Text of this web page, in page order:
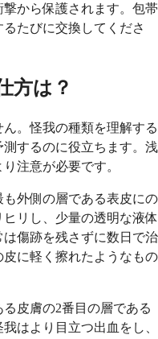
から保護されます。包帯
たびに交換してくださ
方は？
。怪我の種類を理解する
するのに役立ちます。浅
注意が必要です。
外側の層である表皮にの
リし、少量の透明な液体
傷跡を残さずに数日で治
に軽く擦れたようなもの
皮膚の2番目の層である
はより目立つ出血をし、